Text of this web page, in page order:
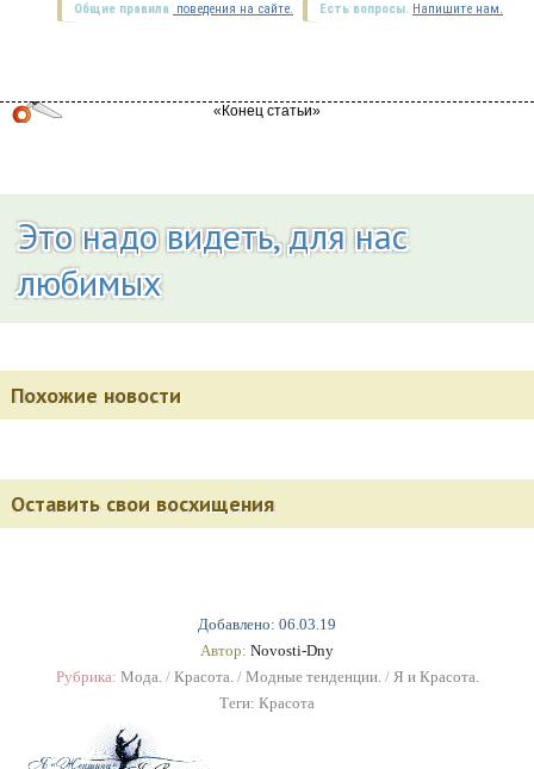
Добавлено: 06.03.19
Автор: Novosti-Dny
Рубрика: Мода./ Красота./ Модные тенденции./ Я и Красота.
Теги: Красота
Есть вопросы. Напишите нам.
Общие правила поведения на сайте.
Это надо видеть, для нас
любимых
Похожие новости
Оставить свои восхищения